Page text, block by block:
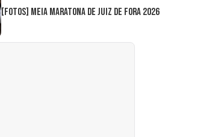
[FOTOS] Meia Maratona de Juiz de Fora 2026